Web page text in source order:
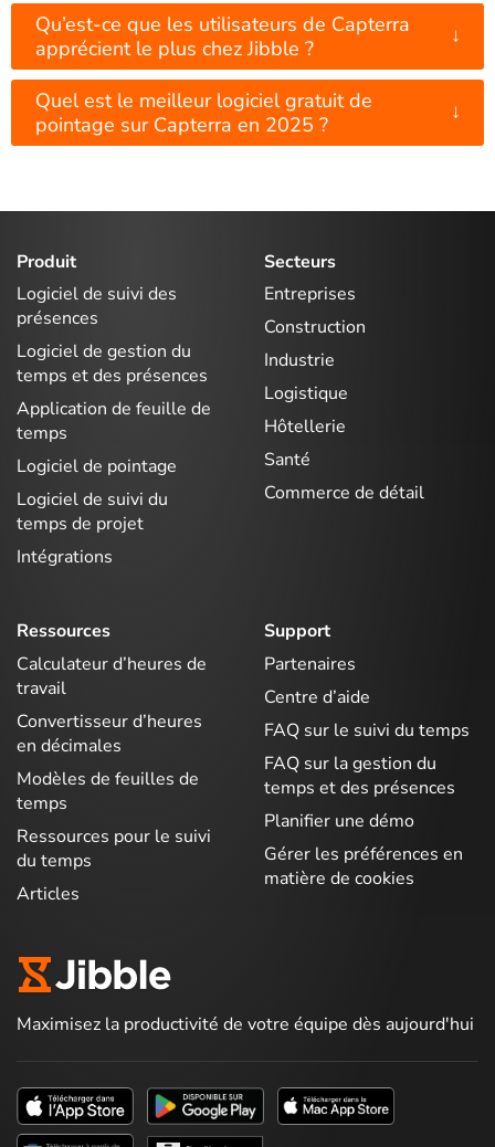
Qu’est-ce que les utilisateurs de Capterra
apprécient le plus chez Jibble ?
↓
Quel est le meilleur logiciel gratuit de
pointage sur Capterra en 2025 ?
↓
Produit
Logiciel de suivi des
présences
Logiciel de gestion du
temps et des présences
Application de feuille de
temps
Logiciel de pointage
Logiciel de suivi du
temps de projet
Intégrations
Secteurs
Entreprises
Construction
Industrie
Logistique
Hôtellerie
Santé
Commerce de détail
Ressources
Calculateur d’heures de
travail
Convertisseur d’heures
en décimales
Modèles de feuilles de
temps
Ressources pour le suivi
du temps
Articles
Support
Partenaires
Centre d’aide
FAQ sur le suivi du temps
FAQ sur la gestion du
temps et des présences
Planifier une démo
Gérer les préférences en
matière de cookies
Maximisez la productivité de votre équipe dès aujourd'hui